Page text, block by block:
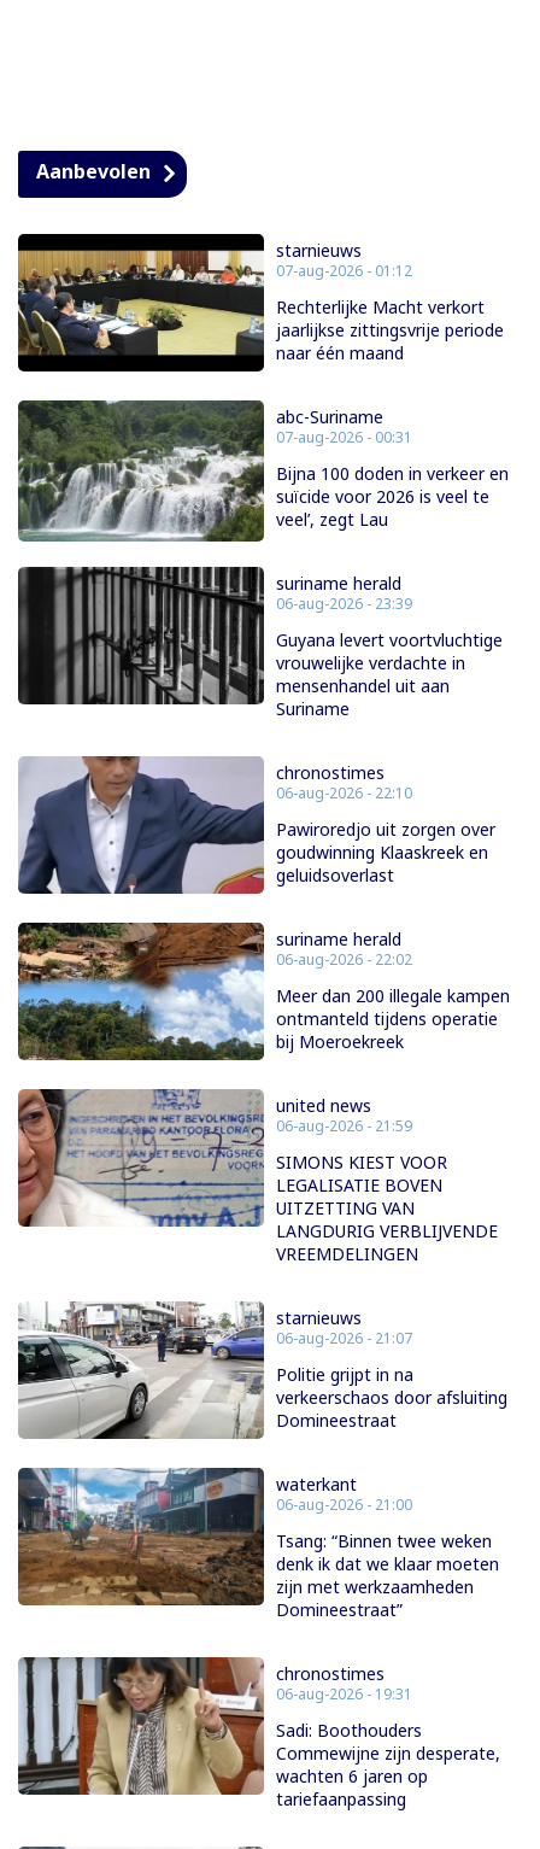
Aanbevolen
starnieuws
07-aug-2026 - 01:12
Rechterlijke Macht verkort
jaarlijkse zittingsvrije periode
naar één maand
abc-Suriname
07-aug-2026 - 00:31
Bijna 100 doden in verkeer en
suïcide voor 2026 is veel te
veel’, zegt Lau
suriname herald
06-aug-2026 - 23:39
Guyana levert voortvluchtige
vrouwelijke verdachte in
mensenhandel uit aan
Suriname
chronostimes
06-aug-2026 - 22:10
Pawiroredjo uit zorgen over
goudwinning Klaaskreek en
geluidsoverlast
suriname herald
06-aug-2026 - 22:02
Meer dan 200 illegale kampen
ontmanteld tijdens operatie
bij Moeroekreek
united news
06-aug-2026 - 21:59
SIMONS KIEST VOOR
LEGALISATIE BOVEN
UITZETTING VAN
LANGDURIG VERBLIJVENDE
VREEMDELINGEN
starnieuws
06-aug-2026 - 21:07
Politie grijpt in na
verkeerschaos door afsluiting
Domineestraat
waterkant
06-aug-2026 - 21:00
Tsang: “Binnen twee weken
denk ik dat we klaar moeten
zijn met werkzaamheden
Domineestraat”
chronostimes
06-aug-2026 - 19:31
Sadi: Boothouders
Commewijne zijn desperate,
wachten 6 jaren op
tariefaanpassing